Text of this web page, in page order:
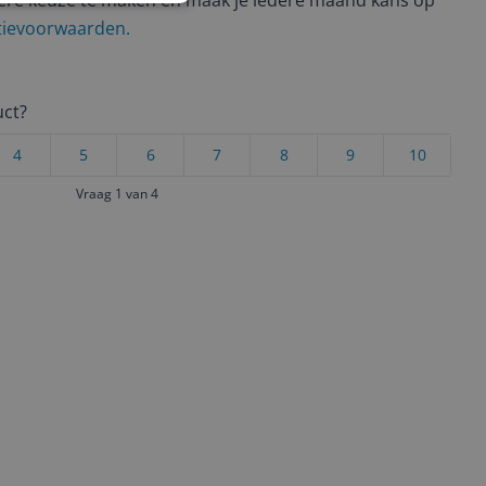
10
9
8
7
6
5
4
Vraag 1 van 4